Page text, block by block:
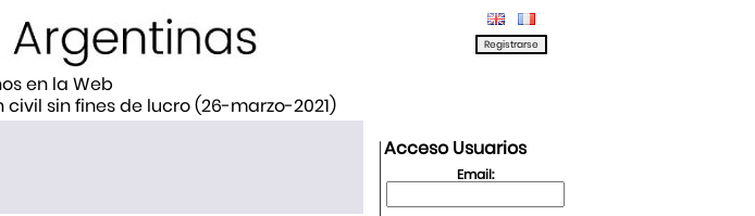
en la Web
sin fines de lucro (26-marzo-2021)
Acceso Usuarios
Email: